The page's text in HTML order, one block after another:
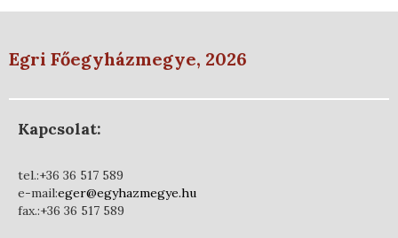
Egri Főegyházmegye, 2026
Kapcsolat:
tel.:+36 36 517 589
e-mail:eger@egyhazmegye.hu
fax.:+36 36 517 589